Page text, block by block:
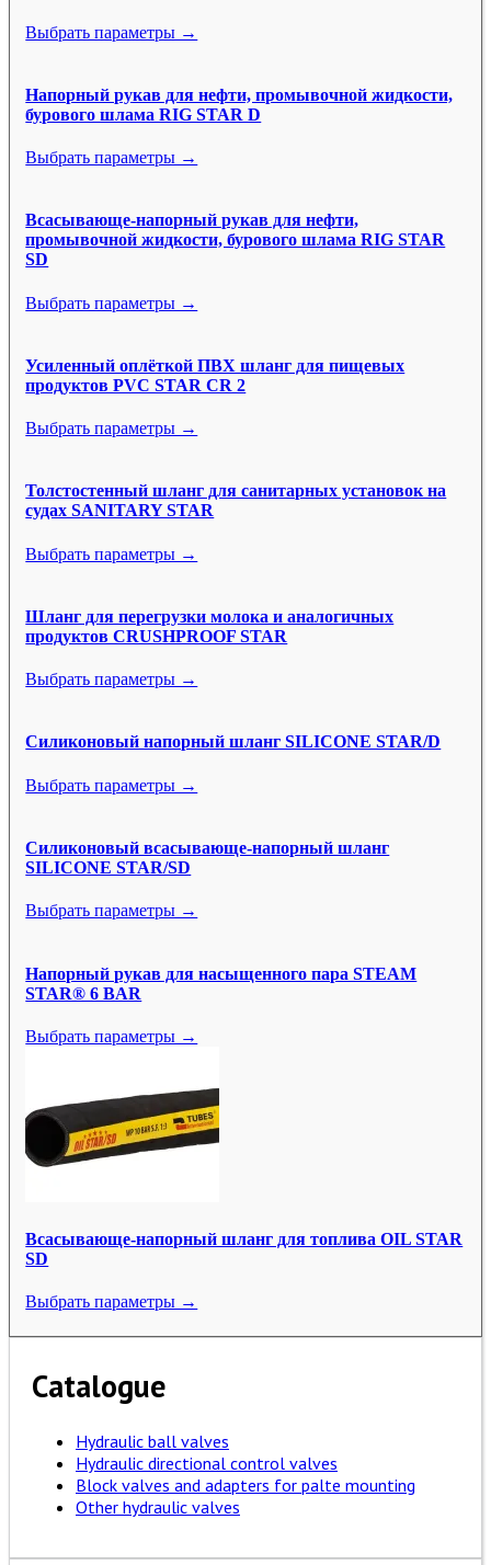
Выбрать параметры →
Напорный рукав для нефти, промывочной жидкости,
бурового шлама RIG STAR D
Выбрать параметры →
Всасывающе-напорный рукав для нефти,
промывочной жидкости, бурового шлама RIG STAR
SD
Выбрать параметры →
Усиленный оплёткой ПВХ шланг для пищевых
продуктов PVC STAR CR 2
Выбрать параметры →
Толстостенный шланг для санитарных установок на
судах SANITARY STAR
Выбрать параметры →
Шланг для перегрузки молока и аналогичных
продуктов CRUSHPROOF STAR
Выбрать параметры →
Силиконовый напорный шланг SILICONE STAR/D
Выбрать параметры →
Силиконовый всасывающе-напорный шланг
SILICONE STAR/SD
Выбрать параметры →
Напорный рукав для насыщенного пара STEAM
STAR® 6 BAR
Выбрать параметры →
Всасывающе-напорный шланг для топлива OIL STAR
SD
Выбрать параметры →
Catalogue
Hydraulic ball valves
Hydraulic directional control valves
Block valves and adapters for palte mounting
Other hydraulic valves